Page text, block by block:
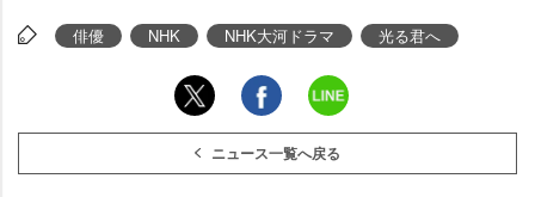
俳優 NHK NHK大河ドラマ 光る君へ
ニュース一覧へ戻る